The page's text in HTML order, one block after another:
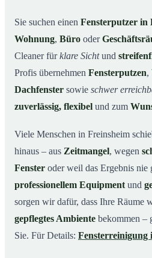
03Unsere Leistungen im
04Warum Mr. Cleaner in
05So funktioniert’s
07Jetzt kostenloses Angebot
Freinsheim im Einsatz
Sie suchen einen Fensterputzer in
Wohnung, Büro oder
Cleaner fürklare Sichtund
Profis übernehmen Fensterputzen,
Dachfenster sowie schwer
zuverlässig, flexibel und zum
Viele Menschen in Freinsheim
hinaus – aus Zeitmangel, wegen
Fenster oder weil das Ergebnis nie
professionellem Equipment und
sorgen wir dafür, dass Ihre Räume
gepflegtes Ambiente bekommen –
Sie. Für Details: Fensterreinigung